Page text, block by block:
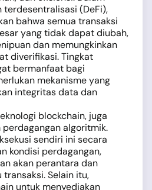
terdesentralisasi (DeFi),
bahwa semua transaksi
yang tidak dapat diubah,
dan memungkinkan
diverifikasi. Tingkat
bermanfaat bagi
mekanisme yang
integritas data dan
blockchain, juga
algoritmik.
sendiri ini secara
kondisi perdagangan,
akan perantara dan
Selain itu,
untuk menyediakan